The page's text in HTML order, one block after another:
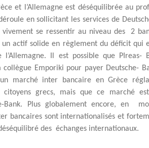
et l’Allemagne est déséquilibrée au
en sollicitant les services de
se ressentir au niveau des 2
un actif solide en règlement du déficit qui
l’Allemagne. Il est possible que PIreas-
collègue Emporiki pour payer Deutsche-
marché inter bancaire en Grèce
grecs, mais que ce marché est
Bank. Plus globalement encore, en
bancaires sont internationalisés et
des échanges internationaux.